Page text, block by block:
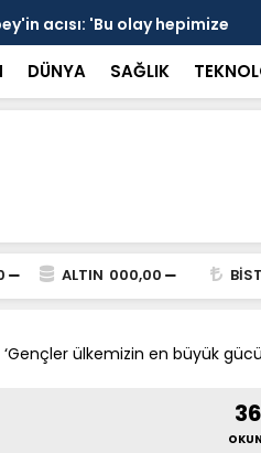
acısı: 'Bu olay hepimize
DÜNYA SAĞLIK
ALTIN 000,00 BİST
‘Gençler ülkemizin en büyük